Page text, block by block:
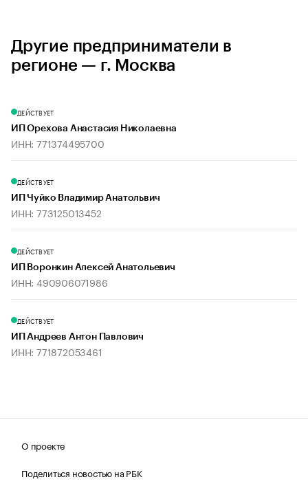
Другие предприниматели в
регионе — г. Москва
ДЕЙСТВУЕТ
ИП Орехова Анастасия Николаевна
ИНН: 771374495700
ДЕЙСТВУЕТ
ИП Чуйко Владимир Анатольвич
ИНН: 773125013452
ДЕЙСТВУЕТ
ИП Воронкин Алексей Анатольевич
ИНН: 490906071986
ДЕЙСТВУЕТ
ИП Андреев Антон Павлович
ИНН: 771872053461
О проекте
Поделиться новостью на РБК